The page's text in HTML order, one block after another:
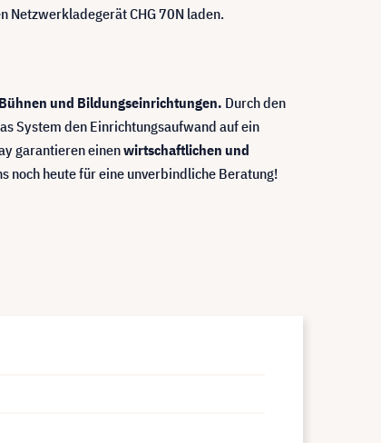
Netzwerkladegerät CHG 70N laden.
und Bildungseinrichtungen. Durch den
System den Einrichtungsaufwand auf ein
garantieren einenwirtschaftlichen und
noch heute für eine unverbindliche Beratung!